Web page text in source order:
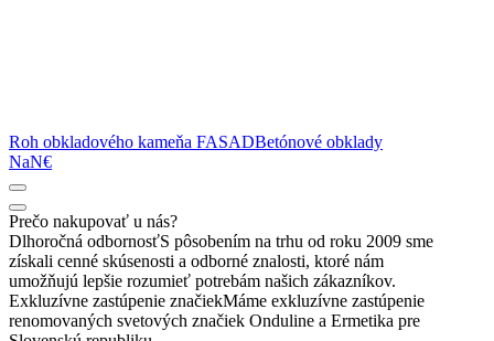
Roh obkladového kameňa FASADBetónové obklady
NaN€
Prečo nakupovať u nás?
Dlhoročná odbornosťS pôsobením na trhu od roku 2009 sme
získali cenné skúsenosti a odborné znalosti, ktoré nám
umožňujú lepšie rozumieť potrebám našich zákazníkov.
Exkluzívne zastúpenie značiekMáme exkluzívne zastúpenie
renomovaných svetových značiek Onduline a Ermetika pre